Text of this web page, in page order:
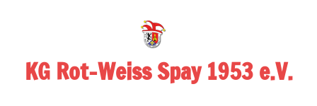
KG Rot-Weiss Spay 1953 e.V.